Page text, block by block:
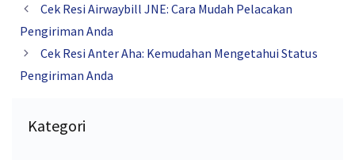
Cek Resi Airwaybill JNE: Cara Mudah Pelacakan
Pengiriman Anda
Cek Resi Anter Aha: Kemudahan Mengetahui Status
Pengiriman Anda
Kategori